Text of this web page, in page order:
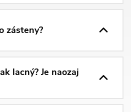
zásteny?
lacný? Je naozaj